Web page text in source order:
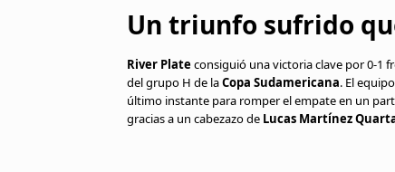
Un triunfo sufrido
River Plateconsiguió una victoria clave por 0-1
del grupo H de laCopa Sudamericana. El
último instante para romper el empate en un
gracias a un cabezazo de Lucas Martínez